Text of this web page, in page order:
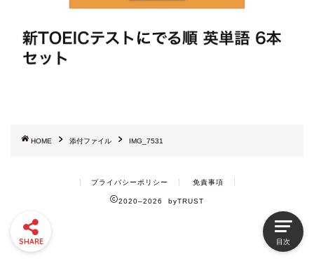
HOME 添付ファイル IMG_7531
プライバシーポリシー 免責事項
2020–2026 byTRUST
SHARE 目次